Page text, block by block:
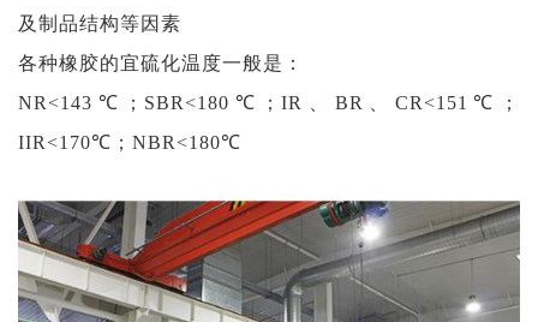
及制品结构等因素
各种橡胶的宜硫化温度一般是：
NR<143℃；SBR<180℃；IR、BR、CR<151℃；
IIR<170℃；NBR<180℃